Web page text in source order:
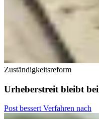
Zuständigkeitsreform
Urheberstreit bleibt
Post bessert Verfahren nach